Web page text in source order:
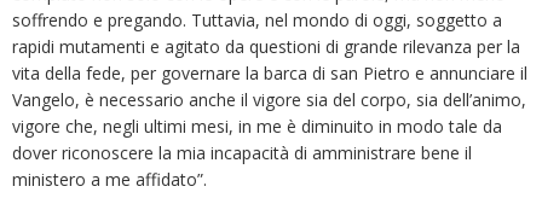
soffrendo e pregando. Tuttavia, nel mondo di oggi, soggetto a
rapidi mutamenti e agitato da questioni di grande rilevanza per la
vita della fede, per governare la barca di san Pietro e annunciare il
Vangelo, è necessario anche il vigore sia del corpo, sia dell’animo,
vigore che, negli ultimi mesi, in me è diminuito in modo tale da
dover riconoscere la mia incapacità di amministrare bene il
ministero a me affidato”.